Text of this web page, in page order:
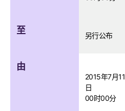
至 另行公布
由
2015年7月11
日
00时00分